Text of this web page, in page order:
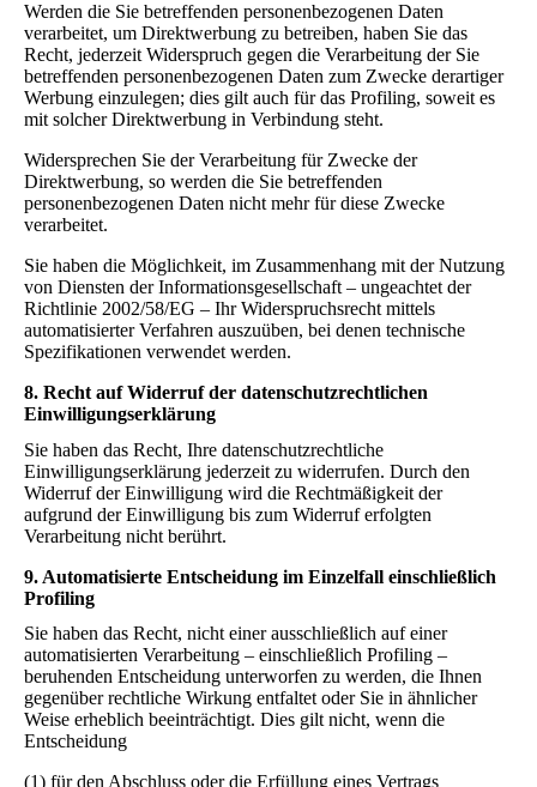
Werden die Sie betreffenden personenbezogenen Daten
verarbeitet, um Direktwerbung zu betreiben, haben Sie das
Recht, jederzeit Widerspruch gegen die Verarbeitung der Sie
betreffenden personenbezogenen Daten zum Zwecke derartiger
Werbung einzulegen; dies gilt auch für das Profiling, soweit es
mit solcher Direktwerbung in Verbindung steht.
Widersprechen Sie der Verarbeitung für Zwecke der
Direktwerbung, so werden die Sie betreffenden
personenbezogenen Daten nicht mehr für diese Zwecke
verarbeitet.
Sie haben die Möglichkeit, im Zusammenhang mit der Nutzung
von Diensten der Informationsgesellschaft – ungeachtet der
Richtlinie 2002/58/EG – Ihr Widerspruchsrecht mittels
automatisierter Verfahren auszuüben, bei denen technische
Spezifikationen verwendet werden.
8. Recht auf Widerruf der datenschutzrechtlichen
Einwilligungserklärung
Sie haben das Recht, Ihre datenschutzrechtliche
Einwilligungserklärung jederzeit zu widerrufen. Durch den
Widerruf der Einwilligung wird die Rechtmäßigkeit der
aufgrund der Einwilligung bis zum Widerruf erfolgten
Verarbeitung nicht berührt.
9. Automatisierte Entscheidung im Einzelfall einschließlich
Profiling
Sie haben das Recht, nicht einer ausschließlich auf einer
automatisierten Verarbeitung – einschließlich Profiling –
beruhenden Entscheidung unterworfen zu werden, die Ihnen
gegenüber rechtliche Wirkung entfaltet oder Sie in ähnlicher
Weise erheblich beeinträchtigt. Dies gilt nicht, wenn die
Entscheidung
(1) für den Abschluss oder die Erfüllung eines Vertrags